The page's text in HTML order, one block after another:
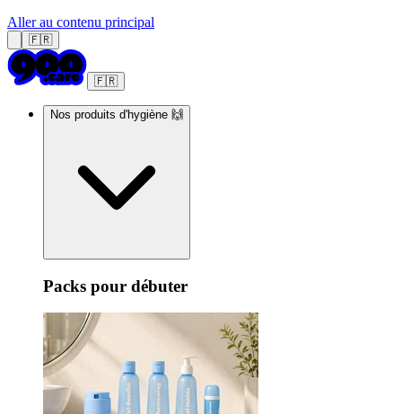
Aller au contenu principal
🇫🇷
🇫🇷
Nos produits d'hygiène 🙌
Packs pour débuter